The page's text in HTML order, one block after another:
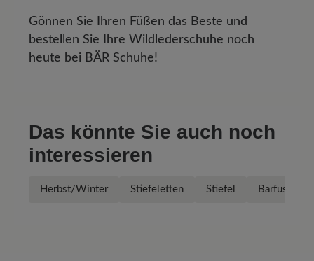
Gönnen Sie Ihren Füßen das Beste und
bestellen Sie Ihre Wildlederschuhe noch
heute bei BÄR Schuhe!
Das könnte Sie auch noch
interessieren
Herbst/Winter Stiefeletten Stiefel Barfuss